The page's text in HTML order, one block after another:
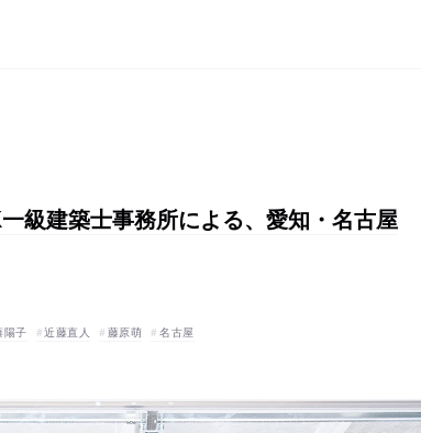
級建築士事務所による、愛知・名古屋
陽子 近藤直人 藤原萌 名古屋